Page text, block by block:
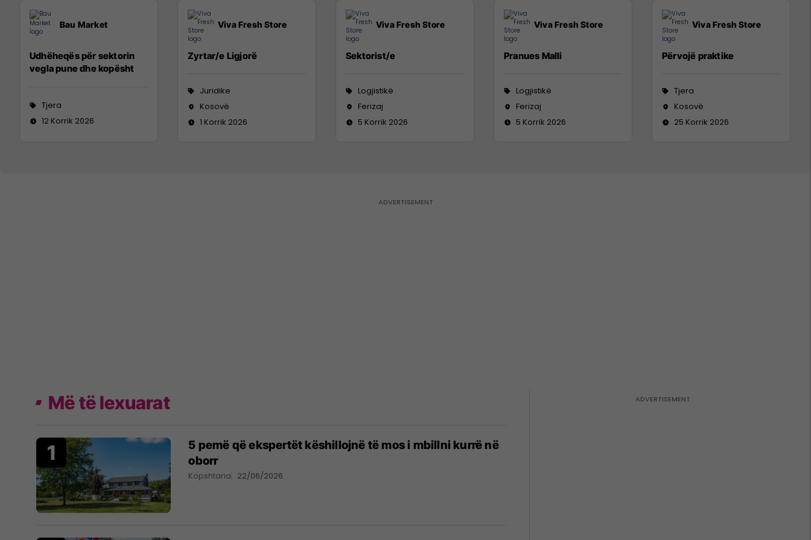
Bau Market
Udhëheqës për sektorin
vegla pune dhe kopësht
Tjera
12 Korrik 2026
Viva Fresh Store
Zyrtar/e Ligjorë
Juridike
Kosovë
1 Korrik 2026
Viva Fresh Store
Sektorist/e
Logjistikë
Ferizaj
5 Korrik 2026
Viva Fresh Store
Pranues Malli
Logjistikë
Ferizaj
5 Korrik 2026
Viva Fresh Store
Përvojë praktike
Tjera
Kosovë
25 Korrik 2026
Më të lexuarat
5 pemë që ekspertët këshillojnë të mos i mbillni kurrë në
oborr
Kopshtaria 22/06/2026